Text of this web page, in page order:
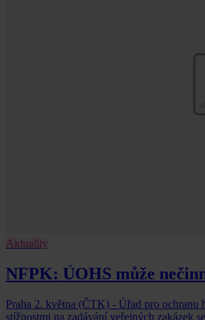
Aktuality
NFPK: ÚOHS může
Praha 2. května (ČTK) - Úřad pro
stížnostmi na zadávání veřejných zakázek